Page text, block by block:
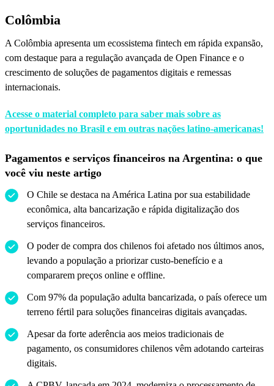
Colômbia
A Colômbia apresenta um ecossistema fintech em rápida expansão,
com destaque para a regulação avançada de Open Finance e o
crescimento de soluções de pagamentos digitais e remessas
internacionais.
Acesse o material completo para saber mais sobre as
oportunidades no Brasil e em outras nações latino-americanas!
Pagamentos e serviços financeiros na Argentina: o que
você viu neste artigo
O Chile se destaca na América Latina por sua estabilidade
econômica, alta bancarização e rápida digitalização dos
serviços financeiros.
O poder de compra dos chilenos foi afetado nos últimos anos,
levando a população a priorizar custo-benefício e a
compararem preços online e offline.
Com 97% da população adulta bancarizada, o país oferece um
terreno fértil para soluções financeiras digitais avançadas.
Apesar da forte aderência aos meios tradicionais de
pagamento, os consumidores chilenos vêm adotando carteiras
digitais.